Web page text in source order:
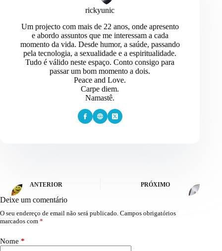
rickyunic
Um projecto com mais de 22 anos, onde apresento
e abordo assuntos que me interessam a cada
momento da vida. Desde humor, a saúde, passando
pela tecnologia, a sexualidade e a espiritualidade.
Tudo é válido neste espaço. Conto consigo para
passar um bom momento a dois.
Peace and Love.
Carpe diem.
Namastê.
ANTERIOR PRÓXIMO
Deixe um comentário
O seu endereço de email não será publicado. Campos obrigatórios
marcados com *
Nome *